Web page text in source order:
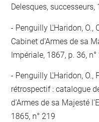
Delesques, successeurs,
Penguilly L'Haridon,
Cabinet d'Armes de sa
Impériale, 1867, p. 36, n°
Penguilly L'Haridon,
rétrospectif : catalogue
d'Armes de sa Majesté
1865, n° 219